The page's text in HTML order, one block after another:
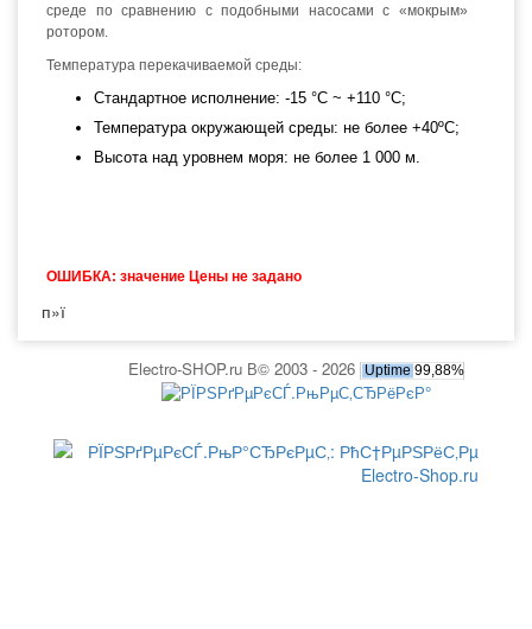
среде по сравнению с подобными насосами с «мокрым»
ротором.
Температура перекачиваемой среды:
Стандартное исполнение: -15 °С ~ +110 °С;
Температура окружающей среды: не более +40ºС;
Высота над уровнем моря: не более 1 000 м.
ОШИБКА: значение Цены не задано
п»ї
Electro-SHOP.ru В© 2003 - 2026